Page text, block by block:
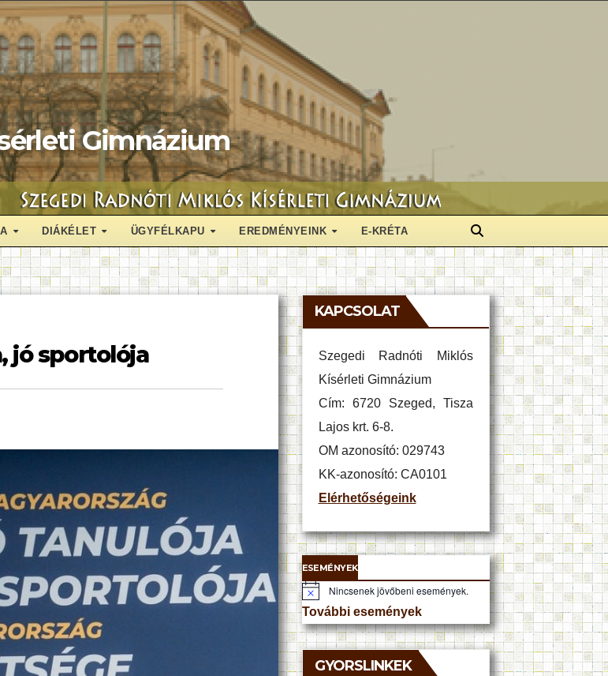
Gimnázium
DIÁKÉLET ÜGYFÉLKAPU EREDMÉNYEINK E-KRÉTA
jó sportolója
KAPCSOLAT
Szegedi Radnóti Miklós
Kísérleti Gimnázium
Cím: 6720 Szeged, Tisza
Lajos krt. 6-8.
OM azonosító: 029743
KK-azonosító: CA0101
Elérhetőségeink
ESEMÉNYEK
N
o
t
i
c
e
Nincsenek jövőbeni események.
További események
GYORSLINKEK